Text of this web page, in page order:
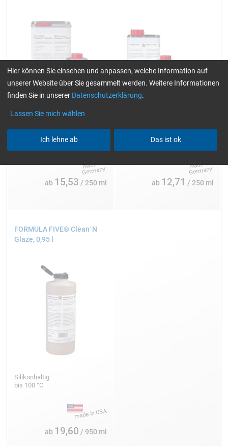
silikonfrei, bis 140 °C
ab 15,53 / 250 ml
silikonfrei, bis 80 °C
ab 12,71 / 250 ml
FORMULA FIVE® Clean´N
Glaze, 0,95 l
Silikonhaltig
bis 100 °C
ab 19,60 / 950 ml
Hier können Sie einsehen und anpassen, welche Information auf
unserer Website über Sie gesammelt werden. Weitere Informationen
finden Sie in unserer Datenschutzerklärung.
Lassen Sie mich wählen
Ich lehne ab Das ist ok